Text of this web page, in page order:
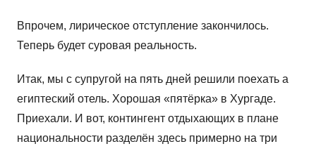
Впрочем, лирическое отступление закончилось.
Теперь будет суровая реальность.
Итак, мы с супругой на пять дней решили поехать а
египтеский отель. Хорошая «пятёрка» в Хургаде.
Приехали. И вот, контингент отдыхающих в плане
национальности разделён здесь примерно на три